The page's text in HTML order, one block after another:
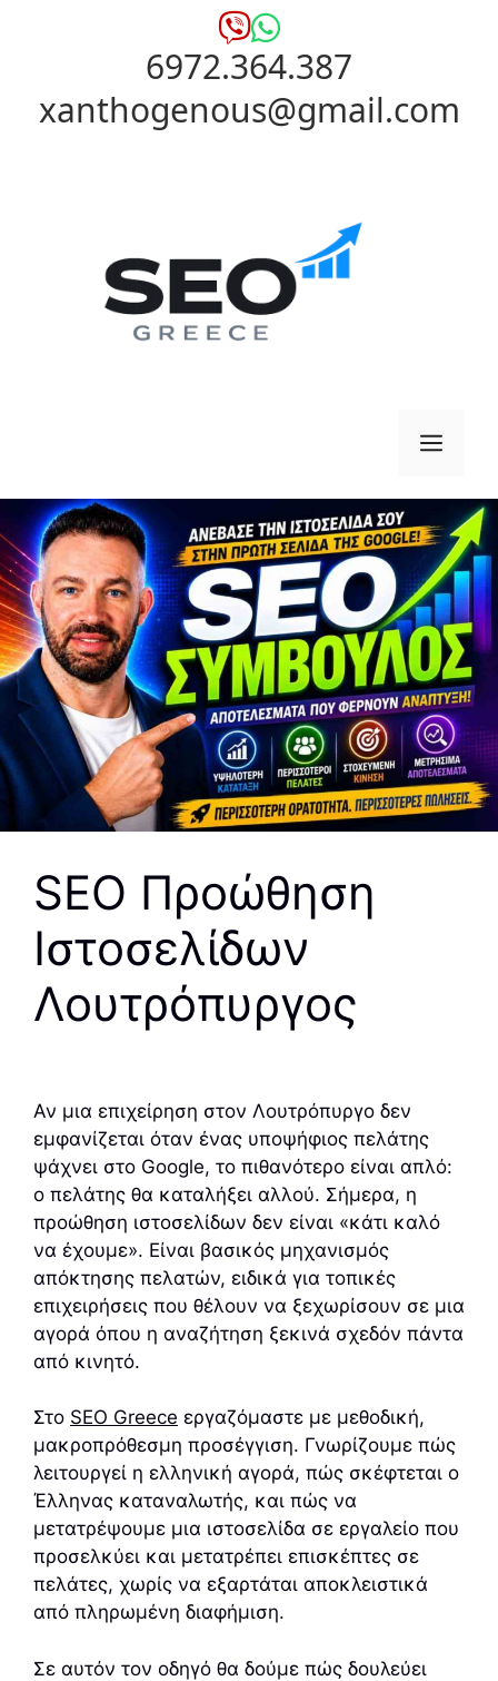
6972.364.387
xanthogenous@gmail.com
SEO Προώθηση
Ιστοσελίδων
Λουτρόπυργος
Αν μια επιχείρηση στον Λουτρόπυργο δεν
εμφανίζεται όταν ένας υποψήφιος πελάτης
ψάχνει στο Google, το πιθανότερο είναι απλό:
ο πελάτης θα καταλήξει αλλού. Σήμερα, η
προώθηση ιστοσελίδων δεν είναι «κάτι καλό
να έχουμε». Είναι βασικός μηχανισμός
απόκτησης πελατών, ειδικά για τοπικές
επιχειρήσεις που θέλουν να ξεχωρίσουν σε μια
αγορά όπου η αναζήτηση ξεκινά σχεδόν πάντα
από κινητό.
Στο SEO Greece εργαζόμαστε με μεθοδική,
μακροπρόθεσμη προσέγγιση. Γνωρίζουμε πώς
λειτουργεί η ελληνική αγορά, πώς σκέφτεται ο
Έλληνας καταναλωτής, και πώς να
μετατρέψουμε μια ιστοσελίδα σε εργαλείο που
προσελκύει και μετατρέπει επισκέπτες σε
πελάτες, χωρίς να εξαρτάται αποκλειστικά
από πληρωμένη διαφήμιση.
Σε αυτόν τον οδηγό θα δούμε πώς δουλεύει